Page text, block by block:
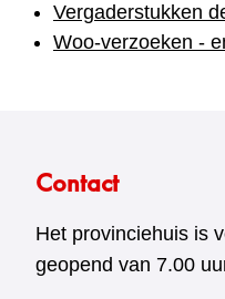
Vergaderstukken
Woo-verzoeken -
Contact
Het provinciehuis is
geopend van 7.00